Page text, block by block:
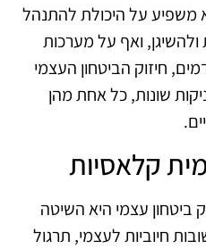
משפיע על היכולת להתנהל
ואף על מערכות
חיזוק הביטחון העצמי
שונות, כל אחת מהן
קלאסיות
ביטחון עצמי היא השיטה
חיוביות לעצמי, תרגול